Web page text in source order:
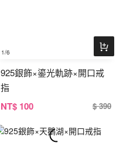
1/6
925銀飾×鎏光軌跡×開口戒
指
NT$ 100 $ 390